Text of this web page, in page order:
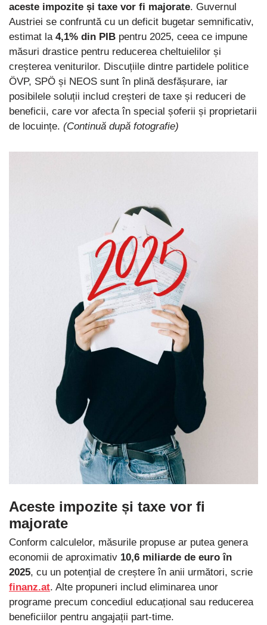
aceste impozite și taxe vor fi majorate. Guvernul
Austriei se confruntă cu un deficit bugetar semnificativ,
estimat la 4,1% din PIB pentru 2025, ceea ce impune
măsuri drastice pentru reducerea cheltuielilor și
creșterea veniturilor. Discuțiile dintre partidele politice
ÖVP, SPÖ și NEOS sunt în plină desfășurare, iar
posibilele soluții includ creșteri de taxe și reduceri de
beneficii, care vor afecta în special șoferii și proprietarii
de locuințe. (Continuă după fotografie)
Aceste impozite și taxe vor fi
majorate
Conform calculelor, măsurile propuse ar putea genera
economii de aproximativ 10,6 miliarde de euro în
2025, cu un potențial de creștere în anii următori, scrie
finanz.at. Alte propuneri includ eliminarea unor
programe precum concediul educațional sau reducerea
beneficiilor pentru angajații part-time.